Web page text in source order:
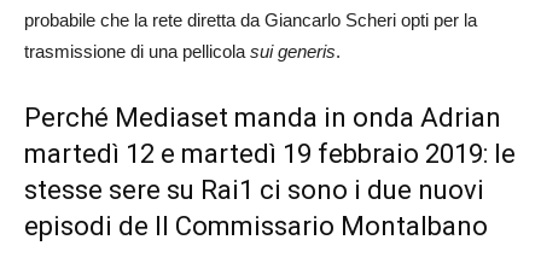
probabile che la rete diretta da Giancarlo Scheri opti per la
trasmissione di una pellicola sui generis.
Perché Mediaset manda in onda Adrian
martedì 12 e martedì 19 febbraio 2019: le
stesse sere su Rai1 ci sono i due nuovi
episodi de Il Commissario Montalbano